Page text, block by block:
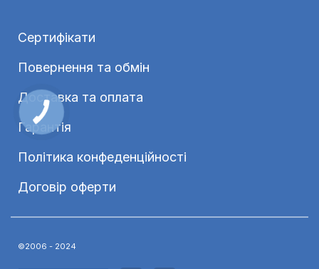
Сертифікати
Повернення та обмін
Доставка та оплата
Гарантія
Політика конфеденційності
Договір оферти
©2006 - 2024